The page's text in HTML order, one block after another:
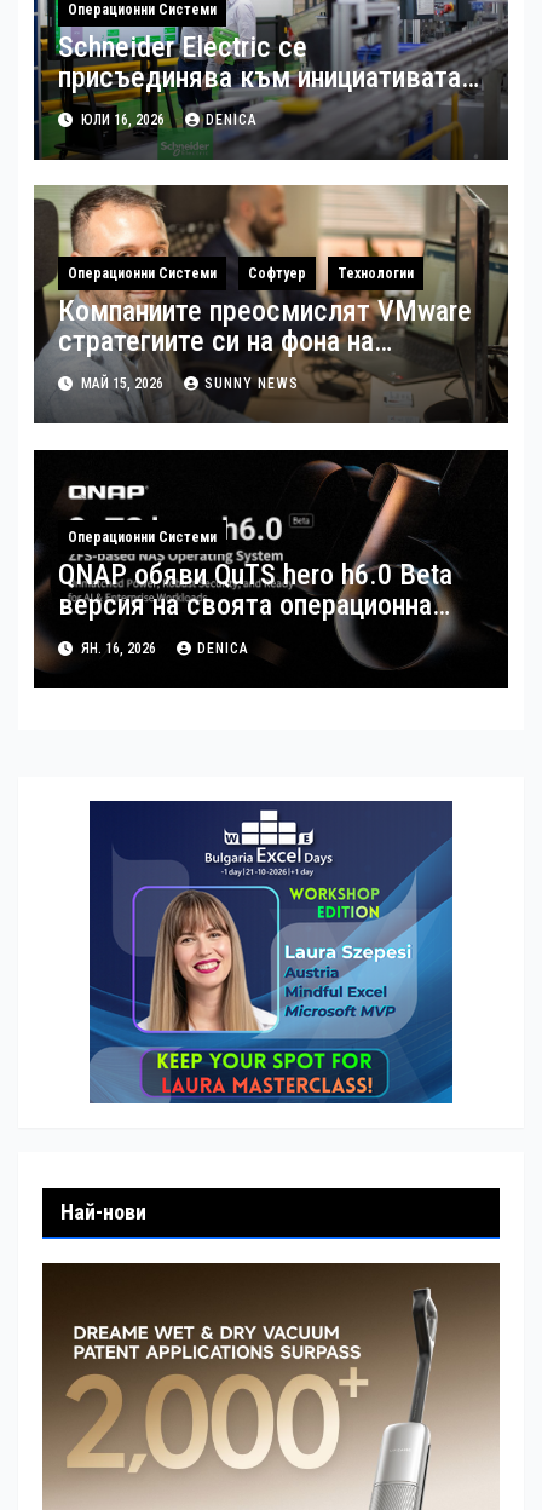
Операционни Системи
Schneider Electric се
присъединява към инициативата
на Световния икономически
форум за създаването на модел с
отворен код за дигиталната
трансформация на
производството
ЮЛИ 16, 2026 DENICA
Операционни Системи Софтуер Технологии
Компаниите преосмислят VMware
стратегиите си на фона на
растящите разходи за
виртуализация
МАЙ 15, 2026 SUNNY NEWS
Операционни Системи
QNAP обяви QuTS hero h6.0 Beta
версия на своята операционна
система
ЯН. 16, 2026 DENICA
Най-нови